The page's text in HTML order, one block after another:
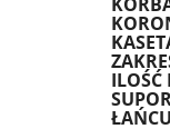
ILOŚĆ